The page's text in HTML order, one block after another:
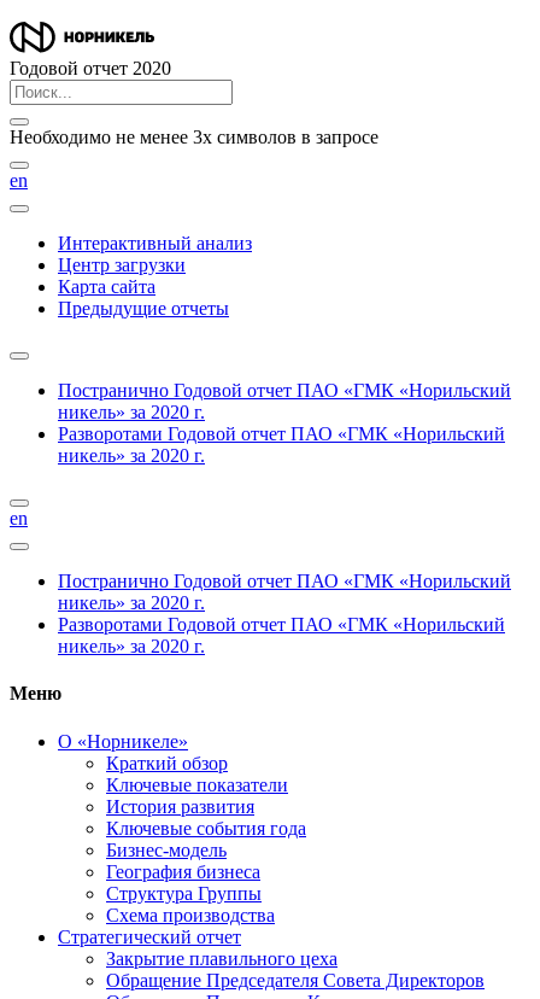
Годовой отчет 2020
Необходимо не менее 3х символов в запросе
en
Интерактивный анализ
Центр загрузки
Карта сайта
Предыдущие отчеты
Постранично Годовой отчет ПАО «ГМК «Норильский
никель» за 2020 г.
Разворотами Годовой отчет ПАО «ГМК «Норильский
никель» за 2020 г.
en
Постранично Годовой отчет ПАО «ГМК «Норильский
никель» за 2020 г.
Разворотами Годовой отчет ПАО «ГМК «Норильский
никель» за 2020 г.
Меню
О «Норникеле»
Краткий обзор
Ключевые показатели
История развития
Ключевые события года
Бизнес-модель
География бизнеса
Структура Группы
Схема производства
Стратегический отчет
Закрытие плавильного цеха
Обращение Председателя Совета Директоров